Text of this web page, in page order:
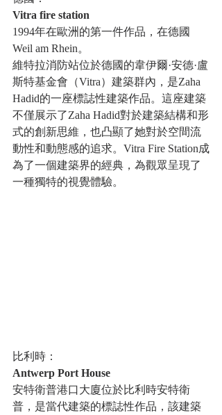
Vitra fire station
1994年在歐洲的第一件作品，在德國
Weil am Rhein。
維特拉消防站位於德國的韋伊爾·安德·盧
斯特基金會（Vitra）建築群內，是Zaha
Hadid的一座標誌性建築作品。這座建築
不僅展示了Zaha Hadid對於建築結構和形
式的創新思維，也凸顯了她對於空間流
動性和動態感的追求。Vitra Fire Station成
為了一個建築界的經典，為觀眾呈現了
一種獨特的視覺體驗。
比利時：
Antwerp Port House
安特衛普港口大廈位於比利時安特衛
普，是當代建築的標誌性作品，該建築